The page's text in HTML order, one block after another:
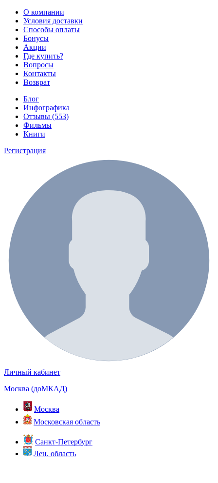
О компании
Условия доставки
Способы оплаты
Бонусы
Акции
Где купить?
Вопросы
Контакты
Возврат
Блог
Инфографика
Отзывы (553)
Фильмы
Книги
Регистрация
Личный кабинет
Москва (доМКАД)
Москва
Московская область
Санкт-Петербург
Лен. область